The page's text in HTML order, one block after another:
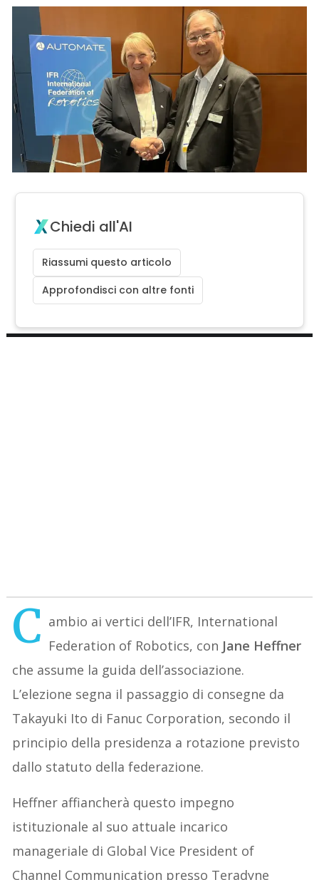
Chiedi all'AI
Riassumi questo articolo
Approfondisci con altre fonti
C ambio ai vertici dell’IFR, International
Federation of Robotics, con Jane Heffner
che assume la guida dell’associazione.
L’elezione segna il passaggio di consegne da
Takayuki Ito di Fanuc Corporation, secondo il
principio della presidenza a rotazione previsto
dallo statuto della federazione.
Heffner affiancherà questo impegno
istituzionale al suo attuale incarico
manageriale di Global Vice President of
Channel Communication presso Teradyne